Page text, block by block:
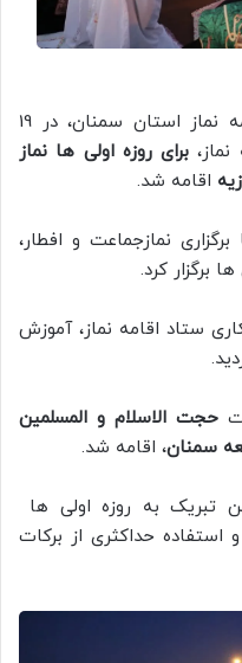
به گزارش روابط عمومی ستاد اقامه نماز استان سمنان، در 19
برای روزه اولی ها نماز
اقامه شد.
نمازجماعت و افطار،
برگزار کرد.
ستاد اقامه نماز، آموزش
حجت الاسلام و المسلمین
سمنان، اقامه شد.
تبریک به روزه اولی ها
حداکثری از برکات